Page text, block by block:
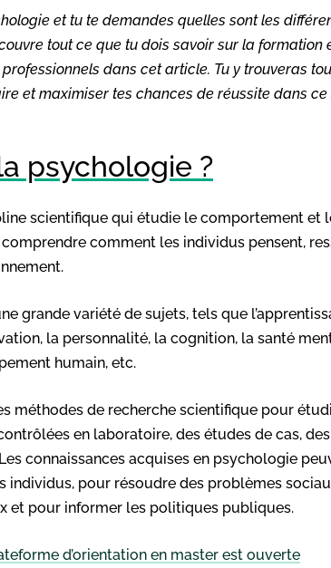
et tu te demandes quelles sont les
tout ce que tu dois savoir sur la formation
dans cet article. Tu y trouveras
et maximiser tes chances de réussite dans
psychologie ?
scientifique qui étudie le comportement et
comment les individus pensent,
grande variété de sujets, tels que
la personnalité, la cognition, la santé
humain, etc.
méthodes de recherche scientifique pour
en laboratoire, des études de cas,
connaissances acquises en psychologie
individus, pour résoudre des problèmes
et pour informer les politiques publiques.
d’orientation en master est ouverte